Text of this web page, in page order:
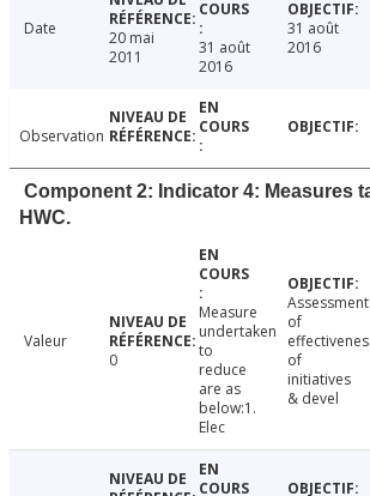
Date
20 mai
2011
31 août
2016
31 août
2016
Observation
Component 2: Indicator 4: Measures
HWC.
Valeur
0
Measure
undertaken
to
reduce
are as
below:1.
Elec
Assessment
of
of
initiatives
& devel